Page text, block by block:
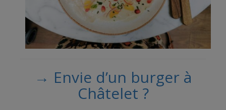
→ Envie d’un burger à
Châtelet ?